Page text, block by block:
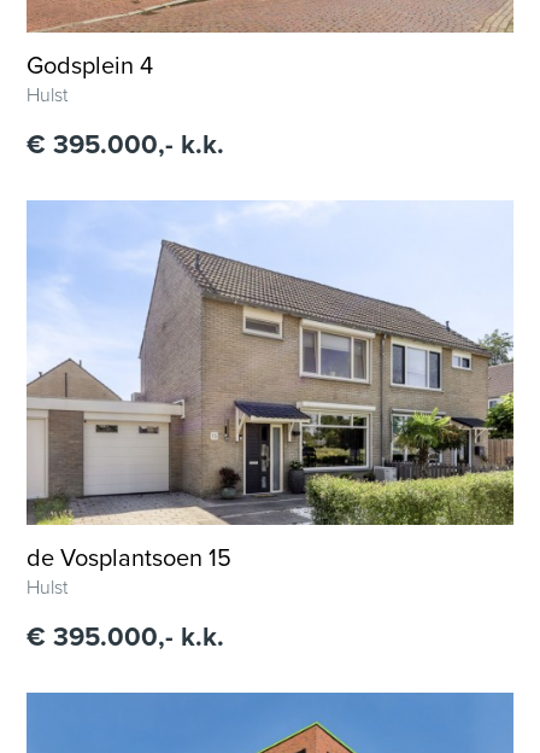
Godsplein 4
Hulst
€ 395.000,- k.k.
de Vosplantsoen 15
Hulst
€ 395.000,- k.k.